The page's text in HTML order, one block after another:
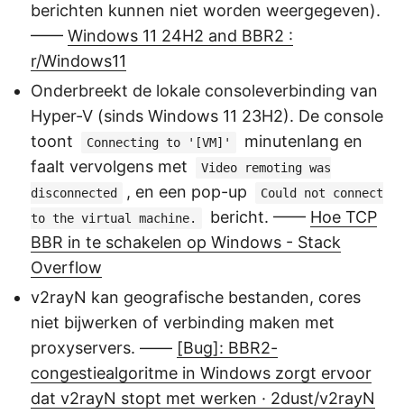
berichten kunnen niet worden weergegeven).
—— Windows 11 24H2 and BBR2 :
r/Windows11
Onderbreekt de lokale consoleverbinding van
Hyper-V (sinds Windows 11 23H2). De console
toont
Connecting to '[VM]'
minutenlang en
faalt vervolgens met
Video remoting was
disconnected
, en een pop-up
Could not connect
to the virtual machine.
bericht. —— Hoe TCP
BBR in te schakelen op Windows - Stack
Overflow
v2rayN kan geografische bestanden, cores
niet bijwerken of verbinding maken met
proxyservers. —— [Bug]: BBR2-
congestiealgoritme in Windows zorgt ervoor
dat v2rayN stopt met werken · 2dust/v2rayN